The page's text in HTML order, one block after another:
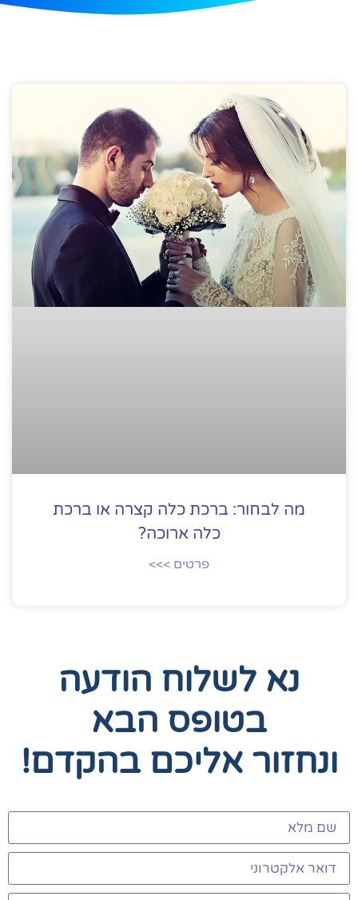
מה לבחור: ברכת כלה קצרה או ברכת
כלה ארוכה?
פרטים >>>
נא לשלוח הודעה
בטופס הבא
ונחזור אליכם בהקדם!